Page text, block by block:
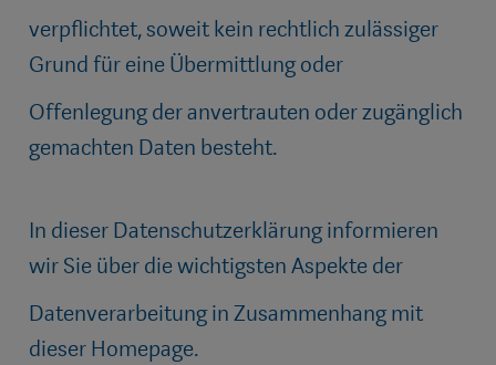
verpflichtet, soweit kein rechtlich zulässiger
Grund für eine Übermittlung oder
Offenlegung der anvertrauten oder zugänglich
gemachten Daten besteht.
In dieser Datenschutzerklärung informieren
wir Sie über die wichtigsten Aspekte der
Datenverarbeitung in Zusammenhang mit
dieser Homepage.